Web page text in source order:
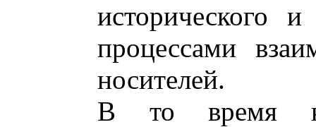
исторического
процессами
носителей.
В то время